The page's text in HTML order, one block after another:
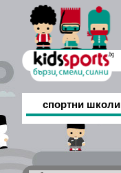
спортни школи